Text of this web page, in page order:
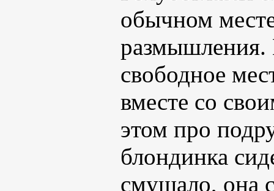
обычном
размышления.
свободное
вместе со
этом про
блондинка
смущало, она